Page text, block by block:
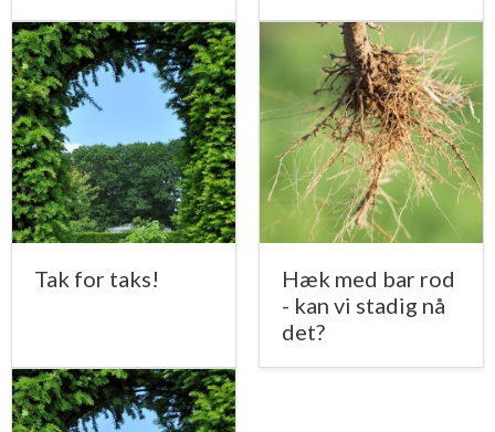
Tak for taks!
Hæk med bar rod
- kan vi stadig nå
det?